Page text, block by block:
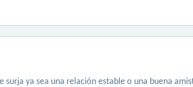
surja ya sea una relación estable o una buena